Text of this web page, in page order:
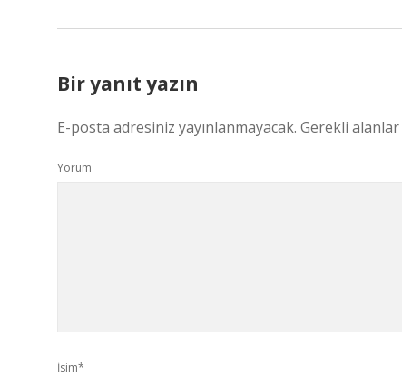
Bir yanıt yazın
E-posta adresiniz yayınlanmayacak. Gerekli alanlar
Yorum
İsim*